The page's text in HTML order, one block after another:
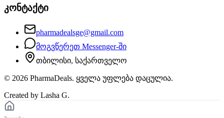
კონტაქტი
pharmadealsge@gmail.com
მოგვწერეთ Messenger-ში
თბილისი, საქართველო
© 2026 PharmaDeals. ყველა უფლება დაცულია.
Created by Lasha G.